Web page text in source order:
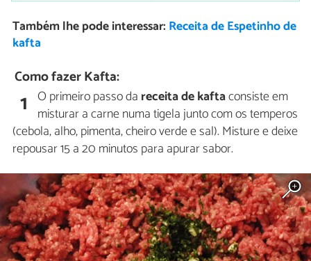
Também lhe pode interessar: Receita de Espetinho de
kafta
Como fazer Kafta:
1 O primeiro passo da receita de kaftaconsiste em
misturar a carne numa tigela junto com os temperos
(cebola, alho, pimenta, cheiro verde e sal). Misture e deixe
repousar 15 a 20 minutos para apurar sabor.